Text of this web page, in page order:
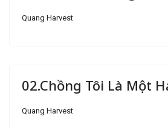
Quang Harvest
02.Chồng Tôi Là Một
Quang Harvest